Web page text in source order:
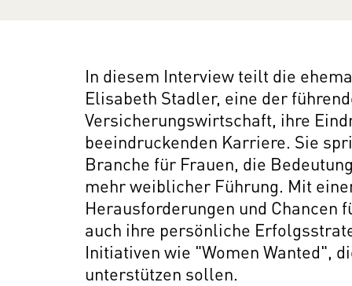
In diesem Interview teilt die
Elisabeth Stadler, eine der
Versicherungswirtschaft, ihre
beeindruckenden Karriere. Sie
Branche für Frauen, die
mehr weiblicher Führung. Mit
Herausforderungen und Chancen
auch ihre persönliche
Initiativen wie "Women Wanted",
unterstützen sollen.